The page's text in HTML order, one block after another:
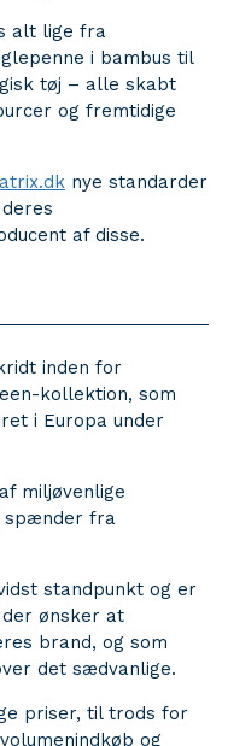
alt lige fra
i bambus til
tøj – alle skabt
og fremtidige
nye standarder
af disse.
inden for
kollektion, som
i Europa under
miljøvenlige
spænder fra
standpunkt og er
ønsker at
brand, og som
det sædvanlige.
priser, til trods for
og